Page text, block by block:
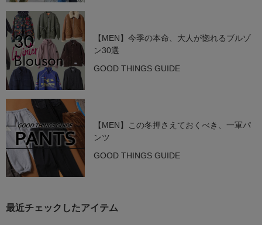
【MEN】今季の本命、大人が惚れるブルゾ
ン30選
GOOD THINGS GUIDE
【MEN】この冬押さえておくべき、一軍パ
ンツ
GOOD THINGS GUIDE
最近チェックしたアイテム